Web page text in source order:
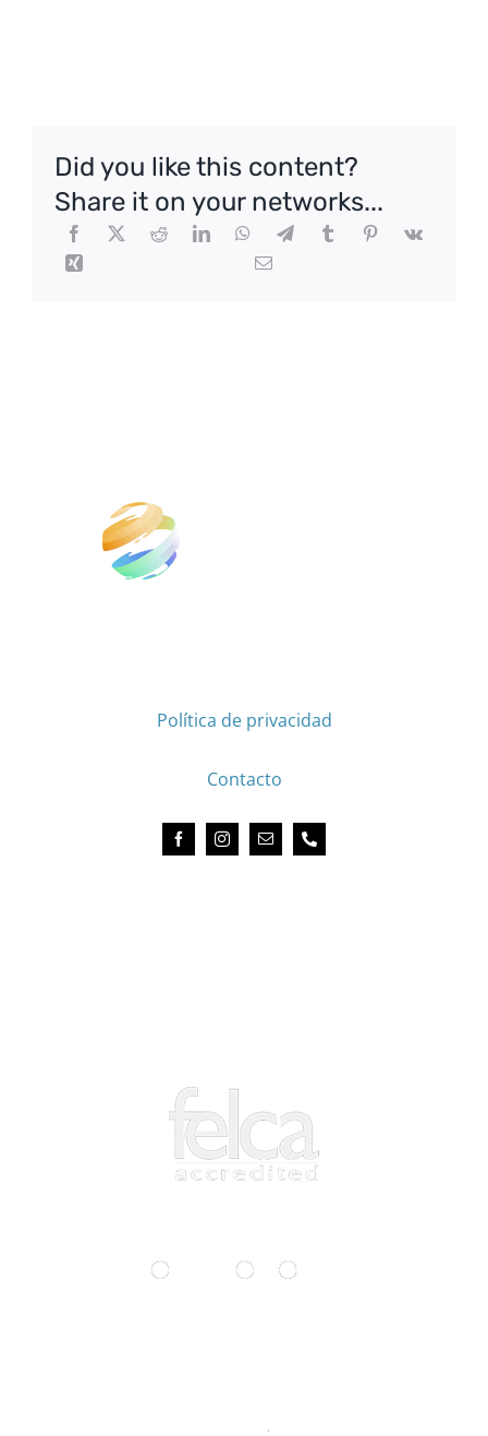
Did you like this content?
Share it on your networks...
Política de privacidad
Contacto